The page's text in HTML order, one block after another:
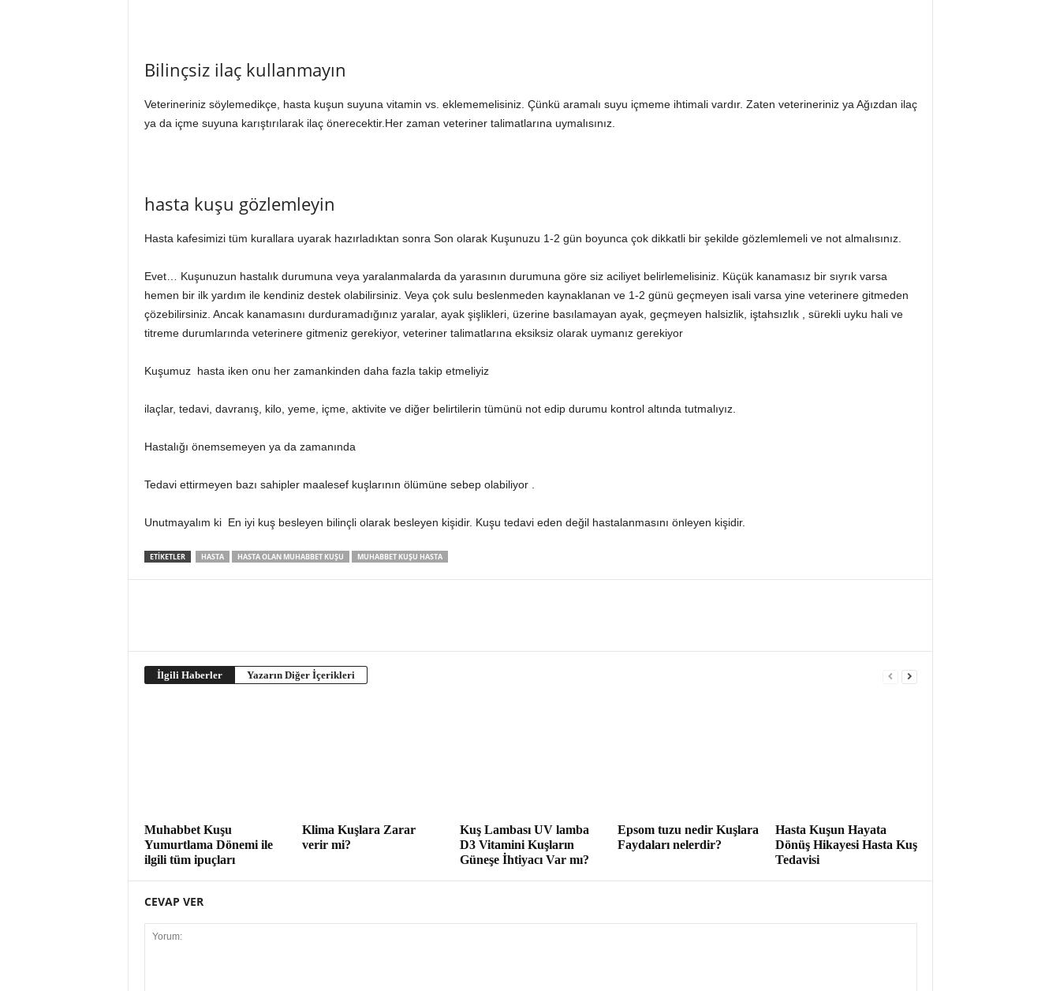
Bilinçsiz ilaç kullanmayın
Veterineriniz söylemedikçe, hasta kuşun suyuna vitamin vs. eklememelisiniz. Çünkü aramalı suyu içmeme ihtimali vardır. Zaten veterineriniz ya Ağızdan ilaç
ya da içme suyuna karıştırılarak ilaç önerecektir.Her zaman veteriner talimatlarına uymalısınız.
hasta kuşu gözlemleyin
Hasta kafesimizi tüm kurallara uyarak hazırladıktan sonra Son olarak Kuşunuzu 1-2 gün boyunca çok dikkatli bir şekilde gözlemlemeli ve not almalısınız.
Evet… Kuşunuzun hastalık durumuna veya yaralanmalarda da yarasının durumuna göre siz aciliyet belirlemelisiniz. Küçük kanamasız bir sıyrık varsa
hemen bir ilk yardım ile kendiniz destek olabilirsiniz. Veya çok sulu beslenmeden kaynaklanan ve 1-2 günü geçmeyen isali varsa yine veterinere gitmeden
çözebilirsiniz. Ancak kanamasını durduramadığınız yaralar, ayak şişlikleri, üzerine basılamayan ayak, geçmeyen halsizlik, iştahsızlık , sürekli uyku hali ve
titreme durumlarında veterinere gitmeniz gerekiyor, veteriner talimatlarına eksiksiz olarak uymanız gerekiyor
Kuşumuz hasta iken onu her zamankinden daha fazla takip etmeliyiz
ilaçlar, tedavi, davranış, kilo, yeme, içme, aktivite ve diğer belirtilerin tümünü not edip durumu kontrol altında tutmalıyız.
Hastalığı önemsemeyen ya da zamanında
Tedavi ettirmeyen bazı sahipler maalesef kuşlarının ölümüne sebep olabiliyor .
Unutmayalım ki En iyi kuş besleyen bilinçli olarak besleyen kişidir. Kuşu tedavi eden değil hastalanmasını önleyen kişidir.
ETIKETLER HASTA HASTA OLAN MUHABBET KUŞU MUHABBET KUŞU HASTA
İlgili Haberler Yazarın Diğer İçerikleri
Muhabbet Kuşu
Yumurtlama Dönemi ile
ilgili tüm ipuçları
Klima Kuşlara Zarar
verir mi?
Kuş Lambası UV lamba
D3 Vitamini Kuşların
Güneşe İhtiyacı Var mı?
Epsom tuzu nedir Kuşlara
Faydaları nelerdir?
Hasta Kuşun Hayata
Dönüş Hikayesi Hasta Kuş
Tedavisi
CEVAP VER